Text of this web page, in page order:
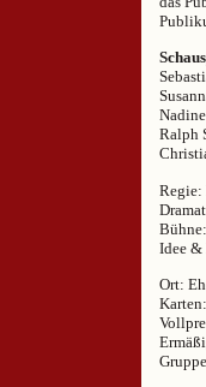
Ralph
Regie:
Idee &
Ort: